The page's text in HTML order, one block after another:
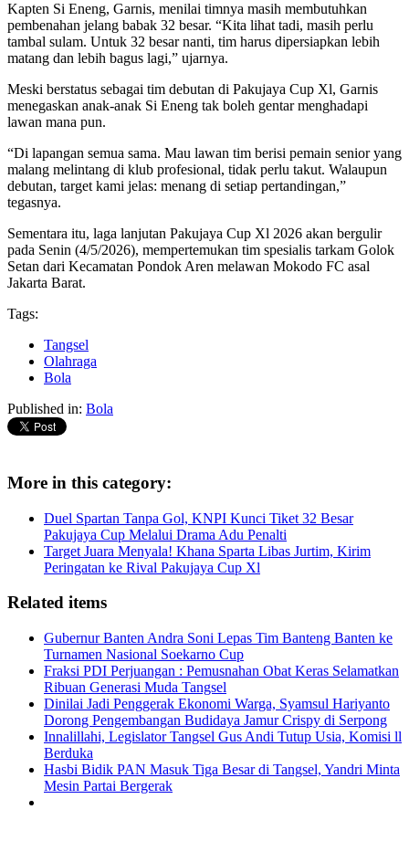
Kapten Si Eneng, Garnis, menilai timnya masih membutuhkan
pembenahan jelang babak 32 besar. “Kita lihat tadi, masih perlu
tambal sulam. Untuk 32 besar nanti, tim harus dipersiapkan lebih
matang dan lebih bagus lagi,” ujarnya.
Meski berstatus sebagai tim debutan di Pakujaya Cup Xl, Garnis
menegaskan anak-anak Si Eneng tak boleh gentar menghadapi
lawan mana pun.
“Di lapangan semua sama. Mau lawan tim berisi pemain senior yang
malang melintang di klub profesional, tidak perlu takut. Walaupun
debutan, target kami jelas: menang di setiap pertandingan,”
tegasnya.
Sementara itu, laga lanjutan Pakujaya Cup Xl 2026 akan bergulir
pada Senin (4/5/2026), mempertemukan tim spesialis tarkam Golok
Setan dari Kecamatan Pondok Aren melawan Mokodo FC asal
Jakarta Barat.
Tags:
Tangsel
Olahraga
Bola
Published in: Bola
More in this category:
Duel Spartan Tanpa Gol, KNPI Kunci Tiket 32 Besar
Pakujaya Cup Melalui Drama Adu Penalti
Target Juara Menyala! Khana Sparta Libas Jurtim, Kirim
Peringatan ke Rival Pakujaya Cup Xl
Related items
Gubernur Banten Andra Soni Lepas Tim Banteng Banten ke
Turnamen Nasional Soekarno Cup
Fraksi PDI Perjuangan : Pemusnahan Obat Keras Selamatkan
Ribuan Generasi Muda Tangsel
Dinilai Jadi Penggerak Ekonomi Warga, Syamsul Hariyanto
Dorong Pengembangan Budidaya Jamur Crispy di Serpong
Innalillahi, Legislator Tangsel Gus Andi Tutup Usia, Komisi ll
Berduka
Hasbi Bidik PAN Masuk Tiga Besar di Tangsel, Yandri Minta
Mesin Partai Bergerak